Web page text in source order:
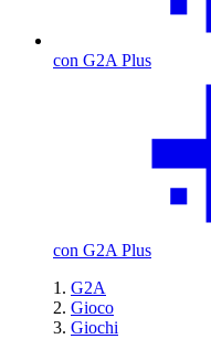
con G2A Plus
con G2A Plus
G2A
Gioco
Giochi